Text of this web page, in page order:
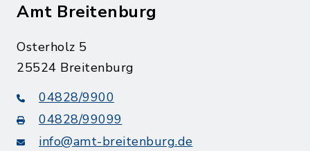
Amt Breitenburg
Osterholz 5
25524 Breitenburg
04828/9900
04828/99099
info@amt-breitenburg.de